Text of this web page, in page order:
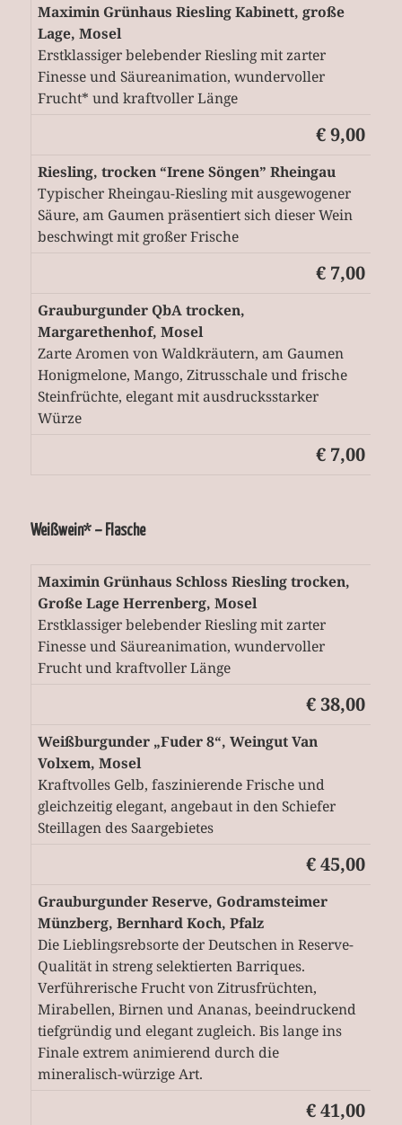
Maximin Grünhaus Riesling Kabinett, große
Lage, Mosel
Erstklassiger belebender Riesling mit zarter
Finesse und Säureanimation, wundervoller
Frucht* und kraftvoller Länge
€ 9,00
Riesling, trocken “Irene Söngen” Rheingau
Typischer Rheingau-Riesling mit ausgewogener
Säure, am Gaumen präsentiert sich dieser Wein
beschwingt mit großer Frische
€ 7,00
Grauburgunder QbA trocken,
Margarethenhof, Mosel
Zarte Aromen von Waldkräutern, am Gaumen
Honigmelone, Mango, Zitrusschale und frische
Steinfrüchte, elegant mit ausdrucksstarker
Würze
€ 7,00
Weißwein* – Flasche
Maximin Grünhaus Schloss Riesling trocken,
Große Lage Herrenberg, Mosel
Erstklassiger belebender Riesling mit zarter
Finesse und Säureanimation, wundervoller
Frucht und kraftvoller Länge
€ 38,00
Weißburgunder „Fuder 8“, Weingut Van
Volxem, Mosel
Kraftvolles Gelb, faszinierende Frische und
gleichzeitig elegant, angebaut in den Schiefer
Steillagen des Saargebietes
€ 45,00
Grauburgunder Reserve, Godramsteimer
Münzberg, Bernhard Koch, Pfalz
Die Lieblingsrebsorte der Deutschen in Reserve-
Qualität in streng selektierten Barriques.
Verführerische Frucht von Zitrusfrüchten,
Mirabellen, Birnen und Ananas, beeindruckend
tiefgründig und elegant zugleich. Bis lange ins
Finale extrem animierend durch die
mineralisch-würzige Art.
€ 41,00